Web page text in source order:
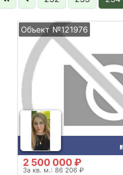
Объект №121976
2 500 000 ₽
За кв. м.: 86 206 ₽